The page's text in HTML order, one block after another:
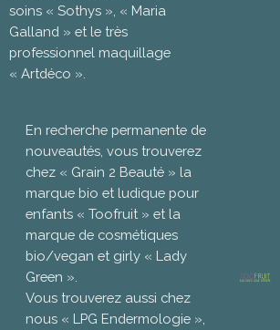
soins « Sothys », « Maria
Galland » et le très
professionnel maquillage
« Artdéco ».
En recherche permanente de
nouveautés, vous trouverez
chez « Grain 2 Beauté » la
marque bio et ludique pour
enfants « Toofruit » et la
marque de cosmétiques
bio/vegan et girly « Lady
Green ».
Vous trouverez aussi chez
nous « LPG Endermologie »,